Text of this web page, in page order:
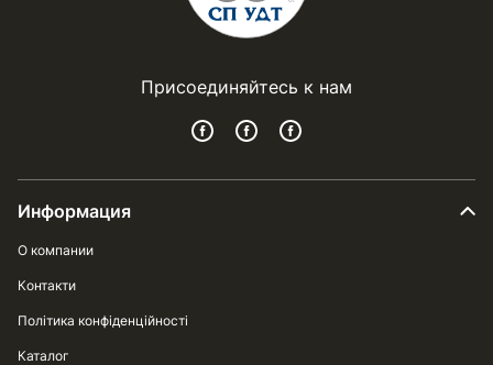
Присоединяйтесь к нам
Информация
О компании
Контакти
Політика конфіденційності
Каталог